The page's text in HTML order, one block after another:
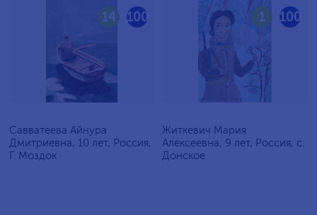
100
14
Савватеева Айнура
Дмитриевна, 10 лет, Россия,
Г. Моздок
100
1
Житкевич Мария
Алексеевна, 9 лет, Россия, c.
Донское